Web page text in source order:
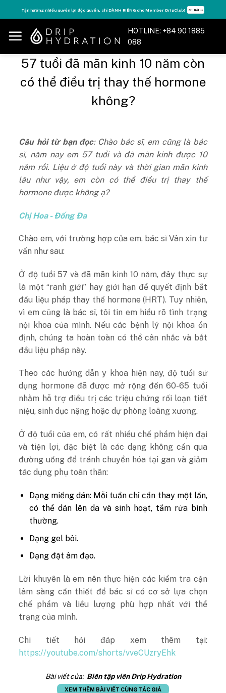
to
content
Tận hưởng nhiều quyền lợi độc quyền, chỉ DÀNH RIÊNG cho Member DripClub! Chi tiết ➝
HOTLINE: +84 90 1885
088
57 tuổi đã mãn kinh 10 năm còn
có thể điều trị thay thế hormone
không?
Câu hỏi từ bạn đọc: Chào bác sĩ, em cũng là bác
sĩ, năm nay em 57 tuổi và đã mãn kinh được 10
năm rồi. Liệu ở độ tuổi này và thời gian mãn kinh
lâu như vậy, em còn có thể điều trị thay thế
hormone được không ạ?
Chị Hoa - Đống Đa
Chào em, với trường hợp của em, bác sĩ Vân xin tư
vấn như sau:
Ở độ tuổi 57 và đã mãn kinh 10 năm, đây thực sự
là một “ranh giới” hay giới hạn để quyết định bắt
đầu liệu pháp thay thế hormone (HRT). Tuy nhiên,
vì em cũng là bác sĩ, tôi tin em hiểu rõ tình trạng
nội khoa của mình. Nếu các bệnh lý nội khoa ổn
định, chúng ta hoàn toàn có thể cân nhắc và bắt
đầu liệu pháp này.
Theo các hướng dẫn y khoa hiện nay, độ tuổi sử
dụng hormone đã được mở rộng đến 60-65 tuổi
nhằm hỗ trợ điều trị các triệu chứng rối loạn tiết
niệu, sinh dục nặng hoặc dự phòng loãng xương.
Ở độ tuổi của em, có rất nhiều chế phẩm hiện đại
và tiện lợi, đặc biệt là các dạng không cần qua
đường uống để tránh chuyển hóa tại gan và giảm
tác dụng phụ toàn thân:
Dạng miếng dán: Mỗi tuần chỉ cần thay một lần,
có thể dán lên da và sinh hoạt, tắm rửa bình
thường.
Dạng gel bôi.
Dạng đặt âm đạo.
Lời khuyên là em nên thực hiện các kiểm tra cận
lâm sàng cần thiết để bác sĩ có cơ sở lựa chọn
chế phẩm và liều lượng phù hợp nhất với thể
trạng của mình.
Chi tiết hỏi đáp xem thêm tại:
https://youtube.com/shorts/vveCUzryEhk
Bài viết của: Biên tập viên Drip Hydration
XEM THÊM BÀI VIẾT CÙNG TÁC GIẢ